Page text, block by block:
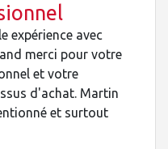
expérience avec
merci pour votre
et votre
d'achat. Martin
et surtout